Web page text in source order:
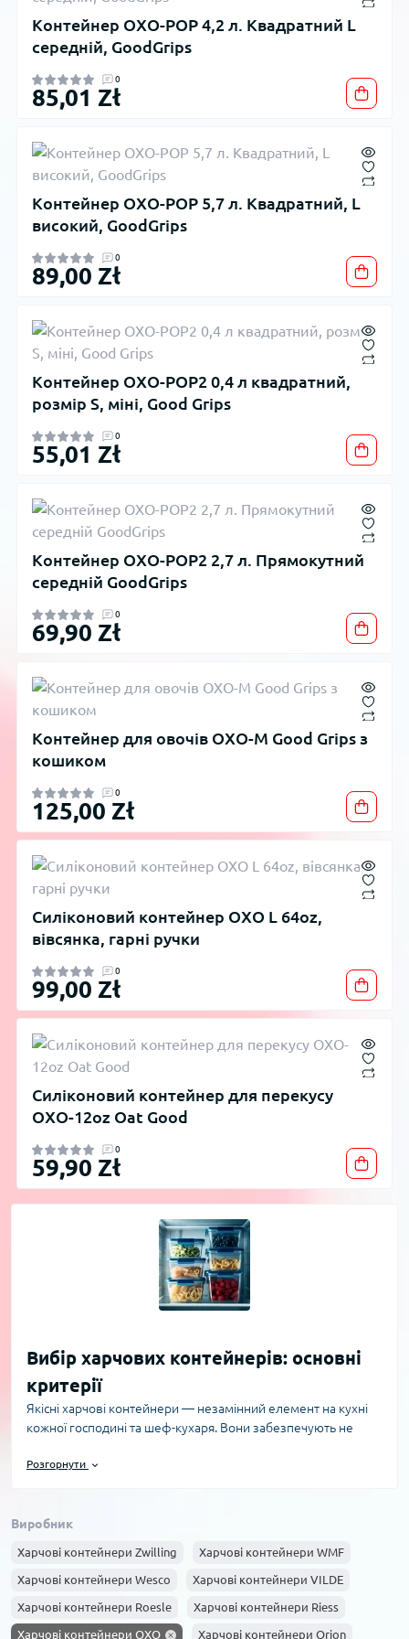
Контейнер OXO-POP 4,2 л. Квадратний L
середній, GoodGrips
0
85,01 Zł
Контейнер OXO-POP 5,7 л. Квадратний, L
високий, GoodGrips
0
89,00 Zł
Контейнер OXO-POP2 0,4 л квадратний,
розмір S, міні, Good Grips
0
55,01 Zł
Контейнер OXO-POP2 2,7 л. Прямокутний
середній GoodGrips
0
69,90 Zł
Контейнер для овочів OXO-M Good Grips з
кошиком
0
125,00 Zł
Силіконовий контейнер OXO L 64oz,
вівсянка, гарні ручки
0
99,00 Zł
Силіконовий контейнер для перекусу
OXO-12oz Oat Good
0
59,90 Zł
Вибір харчових контейнерів: основні
критерії
Якісні харчові контейнери — незамінний елемент на кухні
кожної господині та шеф-кухаря. Вони забезпечують не
зберегти їхню свіжість, смакові якості та корисні властивості.
використання. Найпопулярніші матеріали для харчових
контейнери легкі й недорогі, проте важливо обирати
вироби без шкідливих домішок та з маркуванням BPA-free,
що гарантує відсутність токсичних речовин. Скляні
Розгорнути
Виробник
Харчові контейнери Zwilling Харчові контейнери WMF
Харчові контейнери Wesco Харчові контейнери VILDE
Харчові контейнери Roesle Харчові контейнери Riess
Харчові контейнери OXO Харчові контейнери Orion